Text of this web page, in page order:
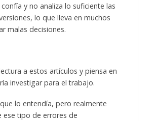
y no analiza lo suficiente las
lo que lleva en muchos
malas decisiones.
a estos artículos y piensa en
investigar para el trabajo.
lo entendía, pero realmente
ese tipo de errores de